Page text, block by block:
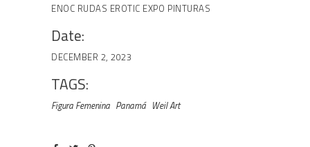
ENOC RUDAS EROTIC EXPO PINTURAS
Date:
DECEMBER 2, 2023
TAGS:
Figura Femenina Panamá Weil Art